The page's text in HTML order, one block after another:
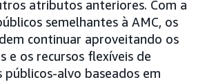
atributos anteriores. Com a
semelhantes à AMC, os
continuar aproveitando os
e os recursos flexíveis de
públicos-alvo baseados em